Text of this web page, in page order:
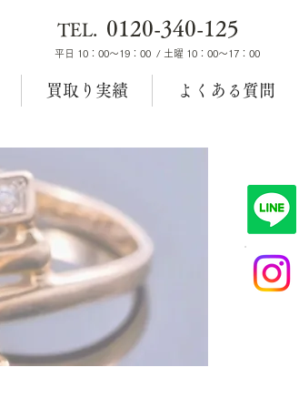
TEL. 0120-340-125
平日 10：00～19：00 / 土曜 10：00～17：00
買取り実績 よくある質問